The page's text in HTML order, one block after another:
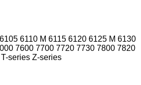
6105 6110 M 6115 6120 6125 M 6130
7600 7700 7720 7730 7800 7820
T-series Z-series